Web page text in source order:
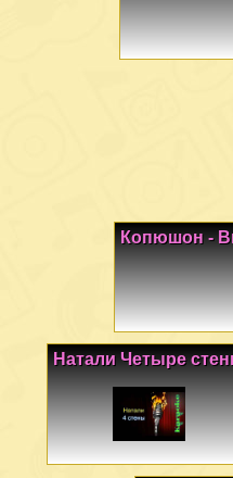
Копюшон -
Натали Четыре